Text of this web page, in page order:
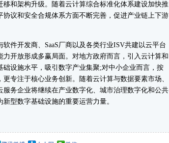
和架构升级。随着云计算综合标准化体系建设加快推
议和安全合规体系方面不断完善，促进产业链上下游
开发商、SaaS厂商以及各类行业ISV共建以云平台
开放形成多赢局面。对地方政府而言，引入云计算和
设施水平，吸引数字产业集聚;对中小企业而言，按
专注于核心业务创新。随着云计算与数据要素市场、
务企业将继续在产业数字化、城市治理数字化和公共
型数字基础设施的重要运营力量。